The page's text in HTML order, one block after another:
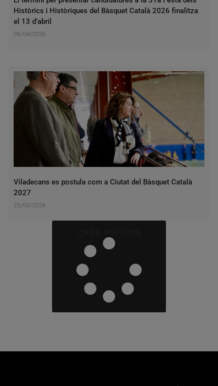
Històrics i Històriques del Bàsquet Català 2026 finalitza
el 13 d’abril
08/04/2026
Viladecans es postula com a Ciutat del Bàsquet Català
2027
25/03/2026